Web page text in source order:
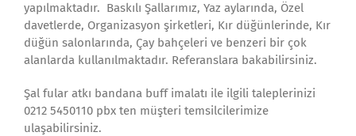
yapılmaktadır. Baskılı Şallarımız, Yaz aylarında, Özel
davetlerde, Organizasyon şirketleri, Kır düğünlerinde, Kır
düğün salonlarında, Çay bahçeleri ve benzeri bir çok
alanlarda kullanılmaktadır. Referanslara bakabilirsiniz.
Şal fular atkı bandana buff imalatı ile ilgili taleplerinizi
0212 5450110 pbx ten müşteri temsilcilerimize
ulaşabilirsiniz.